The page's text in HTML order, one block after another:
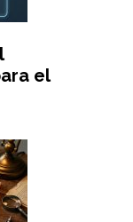
el